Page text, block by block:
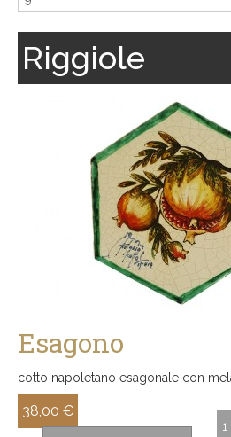
Riggiole
Esagono
cotto napoletano esagonale con
38,00 €